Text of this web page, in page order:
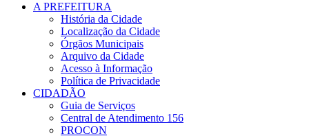
A PREFEITURA
História da Cidade
Localização da Cidade
Órgãos Municipais
Arquivo da Cidade
Acesso à Informação
Política de Privacidade
CIDADÃO
Guia de Serviços
Central de Atendimento 156
PROCON